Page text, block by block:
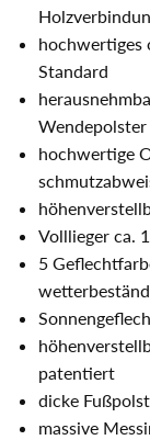
hochwertiges
Standard
hochwertige
Volllieger ca.
5
patentiert
dicke
massive